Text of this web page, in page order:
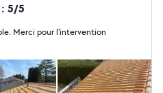
jardinage et peinture.
ouvert à toutes
: 5/5
Merci pour l'intervention